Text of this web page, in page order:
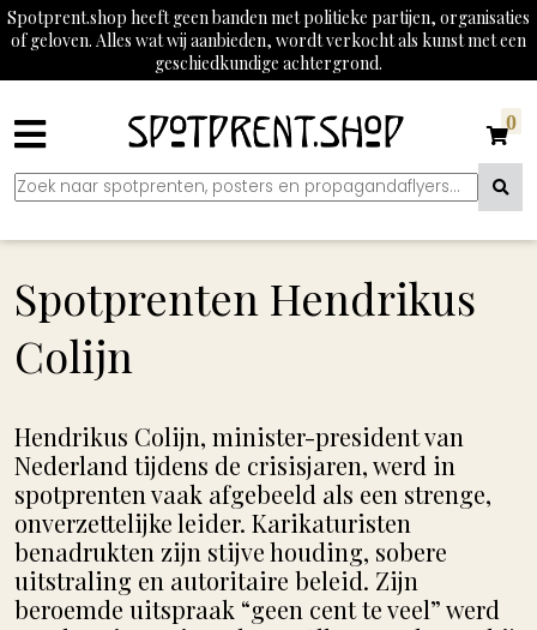
Spotprent.shop heeft geen banden met politieke partijen, organisaties
of geloven. Alles wat wij aanbieden, wordt verkocht als kunst met een
geschiedkundige achtergrond.
0
Spotprenten Hendrikus
Colijn
Hendrikus Colijn, minister-president van
Nederland tijdens de crisisjaren, werd in
spotprenten vaak afgebeeld als een strenge,
onverzettelijke leider. Karikaturisten
benadrukten zijn stijve houding, sobere
uitstraling en autoritaire beleid. Zijn
beroemde uitspraak “geen cent te veel” werd